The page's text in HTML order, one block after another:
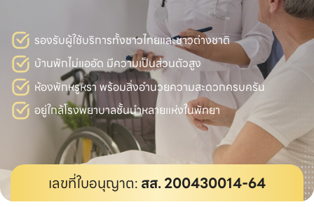
รองรับผู้ใช้บริการทั้งชาวไทยและชาวต่างชาติ
บ้านพักไม่แออัด มีความเป็นส่วนตัวสูง
ห้องพักหรูหรา พร้อมสิ่งอำนวยความสะดวกครบครัน
อยู่ใกล้โรงพยาบาลชั้นนำหลายแห่งในพัทยา
เลขที่ใบอนุญาต:สส. 200430014-64